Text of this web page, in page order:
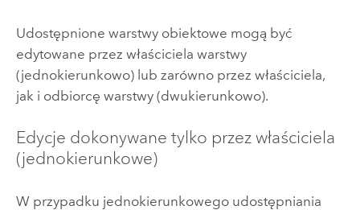
Udostępnione warstwy obiektowe mogą być
edytowane przez właściciela warstwy
(jednokierunkowo) lub zarówno przez właściciela,
jak i odbiorcę warstwy (dwukierunkowo).
Edycje dokonywane tylko przez właściciela
(jednokierunkowe)
W przypadku jednokierunkowego udostępniania